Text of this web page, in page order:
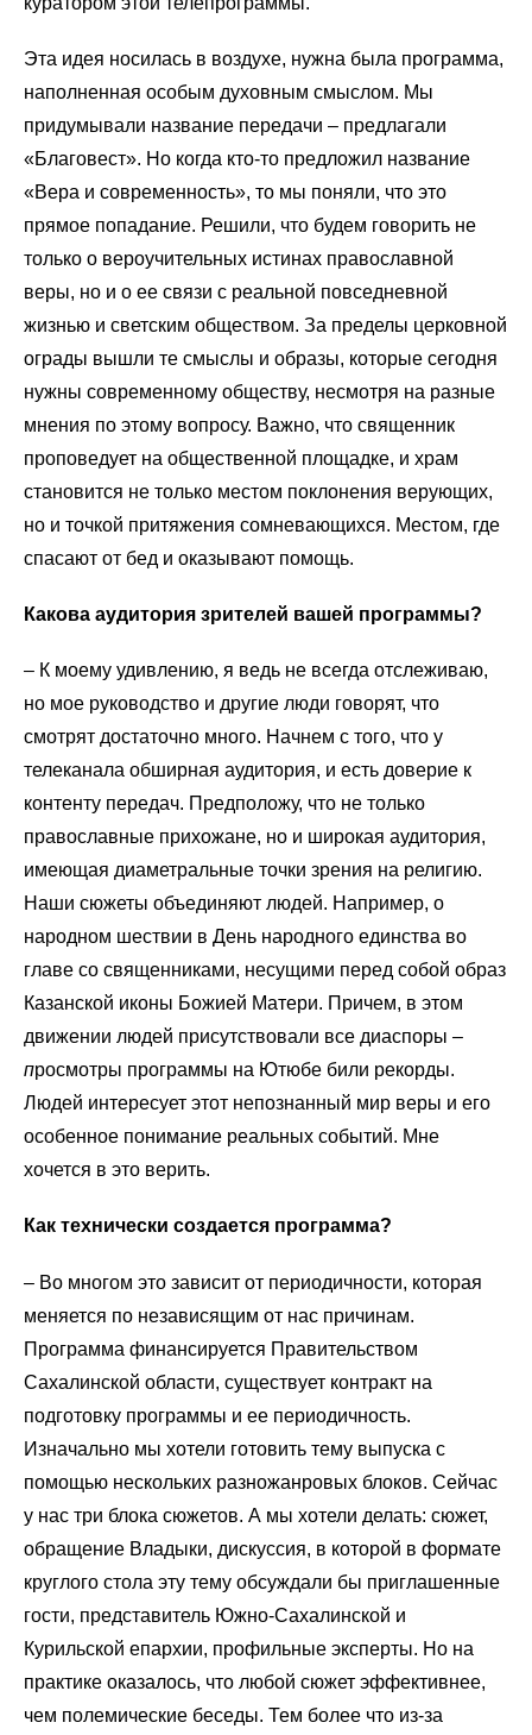
Эта идея носилась в воздухе, нужна была программа,
наполненная особым духовным смыслом. Мы
придумывали название передачи – предлагали
«Благовест». Но когда кто-то предложил название
«Вера и современность», то мы поняли, что это
прямое попадание. Решили, что будем говорить не
только о вероучительных истинах православной
веры, но и о ее связи с реальной повседневной
жизнью и светским обществом. За пределы церковной
ограды вышли те смыслы и образы, которые сегодня
нужны современному обществу, несмотря на разные
мнения по этому вопросу. Важно, что священник
проповедует на общественной площадке, и храм
становится не только местом поклонения верующих,
но и точкой притяжения сомневающихся. Местом, где
спасают от бед и оказывают помощь.
Какова аудитория зрителей вашей программы?
– К моему удивлению, я ведь не всегда отслеживаю,
но мое руководство и другие люди говорят, что
смотрят достаточно много. Начнем с того, что у
телеканала обширная аудитория, и есть доверие к
контенту передач. Предположу, что не только
православные прихожане, но и широкая аудитория,
имеющая диаметральные точки зрения на религию.
Наши сюжеты объединяют людей. Например, о
народном шествии в День народного единства во
главе со священниками, несущими перед собой образ
Казанской иконы Божией Матери. Причем, в этом
движении людей присутствовали все диаспоры –
просмотры программы на Ютюбе били рекорды.
Людей интересует этот непознанный мир веры и его
особенное понимание реальных событий. Мне
хочется в это верить.
Как технически создается программа?
– Во многом это зависит от периодичности, которая
меняется по независящим от нас причинам.
Программа финансируется Правительством
Сахалинской области, существует контракт на
подготовку программы и ее периодичность.
Изначально мы хотели готовить тему выпуска с
помощью нескольких разножанровых блоков. Сейчас
у нас три блока сюжетов. А мы хотели делать: сюжет,
обращение Владыки, дискуссия, в которой в формате
круглого стола эту тему обсуждали бы приглашенные
гости, представитель Южно-Сахалинской и
Курильской епархии, профильные эксперты. Но на
практике оказалось, что любой сюжет эффективнее,
чем полемические беседы. Тем более что из-за